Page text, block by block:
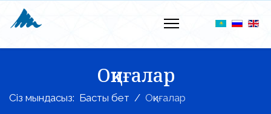
Оқиғалар
Сіз мындасыз: Басты бет Оқиғалар